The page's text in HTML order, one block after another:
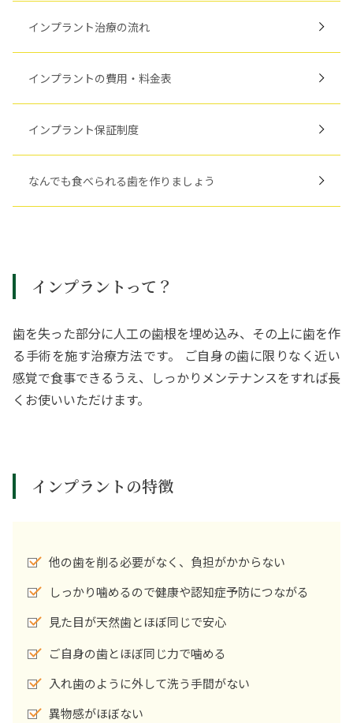
インプラント治療の流れ
インプラントの費用・料金表
インプラント保証制度
なんでも食べられる歯を作りましょう
インプラントって？
歯を失った部分に人工の歯根を埋め込み、その上に歯を作
る手術を施す治療方法です。 ご自身の歯に限りなく近い
感覚で食事できるうえ、しっかりメンテナンスをすれば長
くお使いいただけます。
インプラントの特徴
他の歯を削る必要がなく、負担がかからない
しっかり噛めるので健康や認知症予防につながる
見た目が天然歯とほぼ同じで安心
ご自身の歯とほぼ同じ力で噛める
入れ歯のように外して洗う手間がない
異物感がほぼない